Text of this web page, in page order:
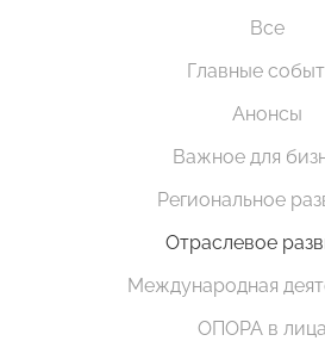
Все
Главные
Анонсы
Важное для
Региональное
Отраслевое
Международная
ОПОРА в